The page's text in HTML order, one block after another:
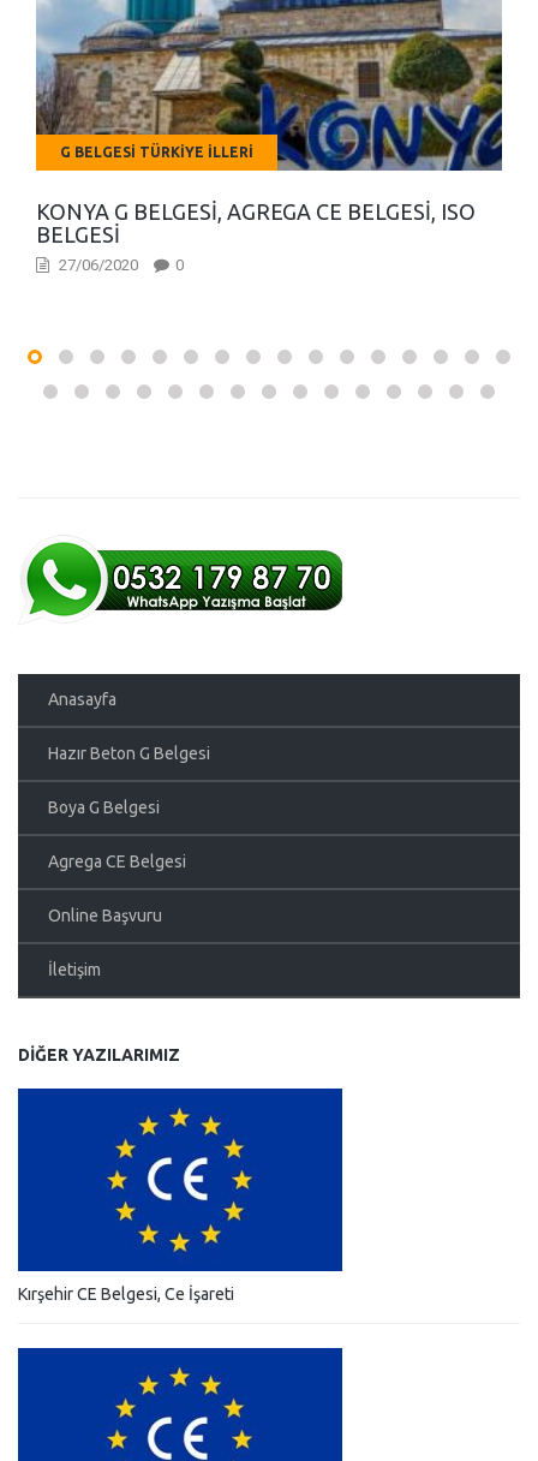
G BELGESI TÜRKIYE İLLERI
KONYA G BELGESI, AGREGA CE BELGESI, ISO
BELGESI
27/06/2020 0
Anasayfa
Hazır Beton G Belgesi
Boya G Belgesi
Agrega CE Belgesi
Online Başvuru
İletişim
DIĞER YAZILARIMIZ
Kırşehir CE Belgesi, Ce İşareti